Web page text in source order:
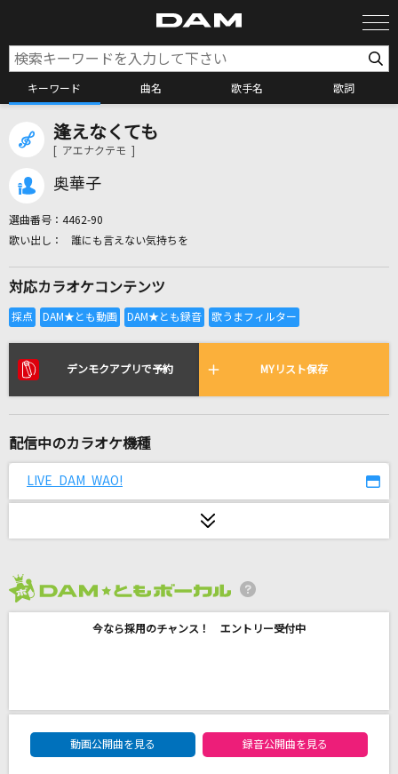
キーワード 曲名 歌手名 歌詞
カラオケ検索
全国りれき
リアルタイムで歌われている曲の一覧
Golden [ゴールデン]
[生音]通り恋
GLAY
踊楽園
逢えなくても
[ アエナクテモ ]
奥華子
選曲番号： 4462-90
誰にも言えない気持ちを
対応カラオケコンテンツ
デンモクアプリで予約 MYリスト保存
配信中のカラオケ機種
LIVE DAM WAO!
今なら採用のチャンス！ エントリー受付中
DAM★ともボーカルエントリーランキング
動画公開曲を見る
録音公開曲を見る